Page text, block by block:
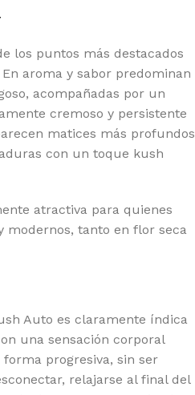
los puntos más destacados
aroma y sabor predominan
acompañadas por un
cremoso y persistente
matices más profundos
con un toque kush
atractiva para quienes
modernos, tanto en flor seca
Auto es claramente índica
una sensación corporal
progresiva, sin ser
relajarse al final del